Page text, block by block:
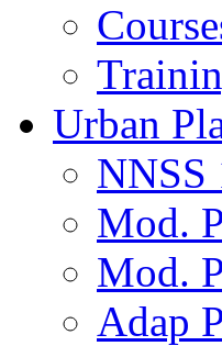
Urban
NNSS
Mod.
Mod.
Adap